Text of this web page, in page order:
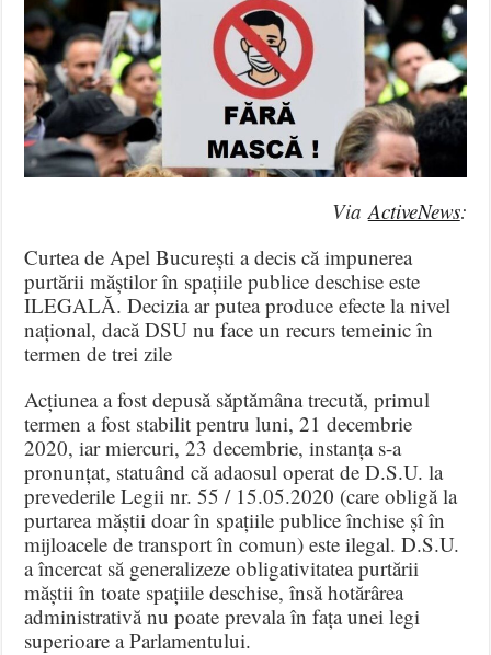
ViaActiveNews:
Curtea de Apel București a decis că impunerea
purtării măștilor în spațiile publice deschise este
ILEGALĂ. Decizia ar putea produce efecte la nivel
național, dacă DSU nu face un recurs temeinic în
termen de trei zile
Acțiunea a fost depusă săptămâna trecută, primul
termen a fost stabilit pentru luni, 21 decembrie
2020, iar miercuri, 23 decembrie, instanța s-a
pronunțat, statuând că adaosul operat de D.S.U. la
prevederile Legii nr. 55 / 15.05.2020 (care obligă la
purtarea măștii doar în spațiile publice închise șî în
mijloacele de transport în comun) este ilegal. D.S.U.
a încercat să generalizeze obligativitatea purtării
măștii în toate spațiile deschise, însă hotărârea
administrativă nu poate prevala în fața unei legi
superioare a Parlamentului.